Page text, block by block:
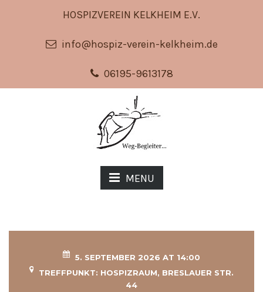
HOSPIZVEREIN KELKHEIM E.V.
info@hospiz-verein-kelkheim.de
06195-9613178
MENU
5. SEPTEMBER 2026 AT 14:00
TREFFPUNKT: HOSPIZRAUM, BRESLAUER STR.
44